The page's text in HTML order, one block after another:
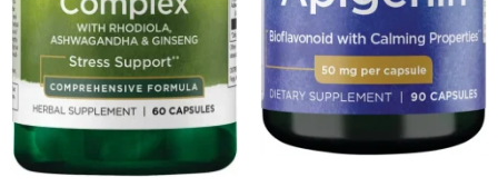
Scitec
Scivation
Skill Nutrition
Smart Shake
Swanson
Under Armour